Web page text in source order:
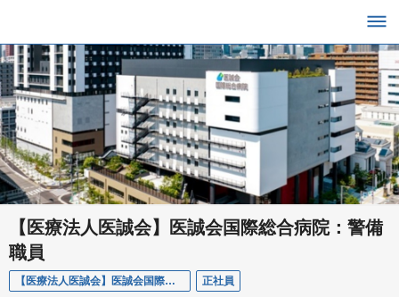
【医療法人医誠会】医誠会国際総合病院：警備
職員
【医療法人医誠会】医誠会国際総合病院：警備職員 正社員